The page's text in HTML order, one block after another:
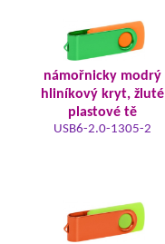
námořnicky modrý
hliníkový kryt, žluté
plastové tě
USB6-2.0-1305-2